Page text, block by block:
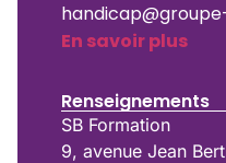
En savoir plus
Renseignements
SB Formation
9, avenue Jean